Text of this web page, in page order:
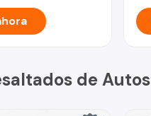
de Autos